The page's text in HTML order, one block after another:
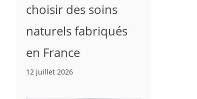
choisir des soins
naturels fabriqués
en France
12 juillet 2026